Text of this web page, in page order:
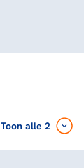
Toon alle 2